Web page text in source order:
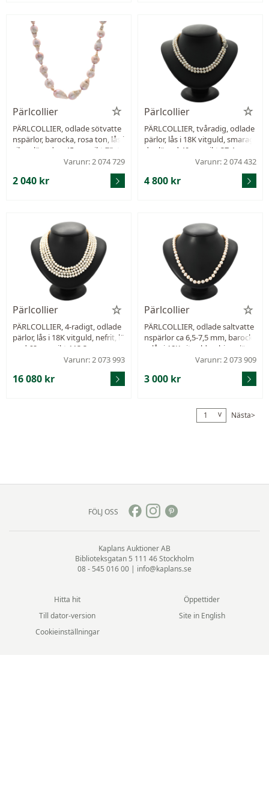
Pärlcollier
PÄRLCOLLIER, odlade sötvatte
nspärlor, barocka, rosa ton, lås i
silver, längd ca 45 cm, vikt 75,4
Varunr: 2 074 729
2 040 kr
Pärlcollier
PÄRLCOLLIER, tvåradig, odlade
pärlor, lås i 18K vitguld, smarag
der, längd 40 cm, vikt 37,4 g.
Varunr: 2 074 432
4 800 kr
Pärlcollier
PÄRLCOLLIER, 4-radigt, odlade
pärlor, lås i 18K vitguld, nefrit, lä
ngd 62 cm, vikt 113,3 g.
Varunr: 2 073 993
16 080 kr
Pärlcollier
PÄRLCOLLIER, odlade saltvatte
nspärlor ca 6,5-7,5 mm, barock
a, lås i 18K vitguld, rubiner, läng
d ca 80 cm, vikt 51,7 g.Varunr: 2 073 909
3 000 kr
1 v Nästa>
FÖLJ OSS
Kaplans Auktioner AB
Biblioteksgatan 5 111 46 Stockholm
08 - 545 016 00 | info@kaplans.se
Hitta hit
Öppettider
Till dator-version
Site in English
Cookieinställningar